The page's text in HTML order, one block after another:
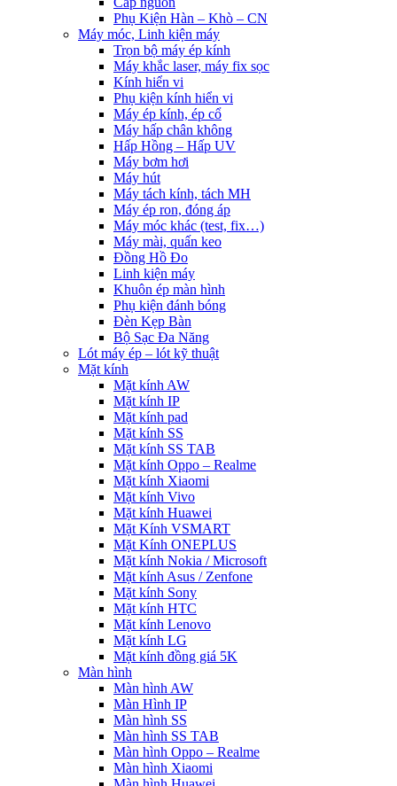
Phụ Kiện Hàn – Khò – CN
Máy móc, Linh kiện máy
Trọn bộ máy ép kính
Máy khắc laser, máy fix sọc
Kính hiển vi
Phụ kiện kính hiển vi
Máy ép kính, ép cổ
Máy hấp chân không
Hấp Hồng – Hấp UV
Máy bơm hơi
Máy hút
Máy tách kính, tách MH
Máy ép ron, đóng áp
Máy móc khác (test, fix…)
Máy mài, quấn keo
Đồng Hồ Đo
Linh kiện máy
Khuôn ép màn hình
Phụ kiện đánh bóng
Đèn Kẹp Bàn
Bộ Sạc Đa Năng
Lót máy ép – lót kỹ thuật
Mặt kính
Mặt kính AW
Mặt kính IP
Mặt kính pad
Mặt kính SS
Mặt kính SS TAB
Mặt kính Oppo – Realme
Mặt kính Xiaomi
Mặt kính Vivo
Mặt kính Huawei
Mặt Kính VSMART
Mặt Kính ONEPLUS
Mặt kính Nokia / Microsoft
Mặt kính Asus / Zenfone
Mặt kính Sony
Mặt kính HTC
Mặt kính Lenovo
Mặt kính LG
Mặt kính đồng giá 5K
Màn hình
Màn hình AW
Màn Hình IP
Màn hình SS
Màn hình SS TAB
Màn hình Oppo – Realme
Màn hình Xiaomi